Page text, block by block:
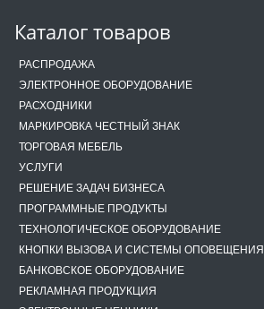
Каталог товаров
РАСПРОДАЖА
ЭЛЕКТРОННОЕ ОБОРУДОВАНИЕ
РАСХОДНИКИ
МАРКИРОВКА ЧЕСТНЫЙ ЗНАК
ТОРГОВАЯ МЕБЕЛЬ
УСЛУГИ
РЕШЕНИЕ ЗАДАЧ БИЗНЕСА
ПРОГРАММНЫЕ ПРОДУКТЫ
ТЕХНОЛОГИЧЕСКОЕ ОБОРУДОВАНИЕ
КНОПКИ ВЫЗОВА И СИСТЕМЫ ОПОВЕЩЕНИЯ
БАНКОВСКОЕ ОБОРУДОВАНИЕ
РЕКЛАМНАЯ ПРОДУКЦИЯ